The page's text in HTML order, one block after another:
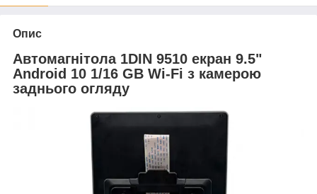
Опис
Автомагнітола 1DIN 9510 екран 9.5"
Android 10 1/16 GB Wi-Fi з камерою
заднього огляду